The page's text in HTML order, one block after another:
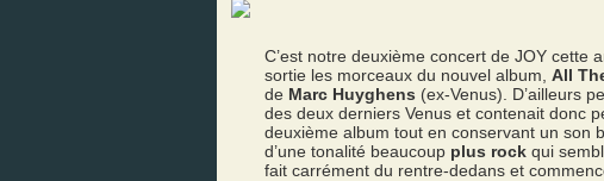
C’est notre deuxième concert de JOY cette
sortie les morceaux du nouvel album, All
de Marc Huyghens (ex-Venus). D’ailleurs
des deux derniers Venus et contenait donc
deuxième album tout en conservant un son
d’une tonalité beaucoup plus rock qui
fait carrément du rentre-dedans et